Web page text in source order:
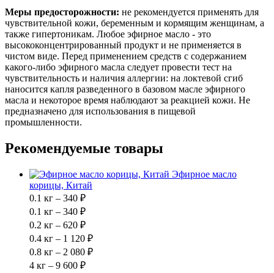
Меры предосторожности: не рекомендуется применять для
чувствительной кожи, беременным и кормящим женщинам, а
также гипертоникам. Любое эфирное масло - это
высококонцентрированный продукт и не применяется в
чистом виде. Перед применением средств с содержанием
какого-либо эфирного масла следует провести тест на
чувствительность и наличия аллергии: на локтевой сгиб
наносится капля разведенного в базовом масле эфирного
масла и некоторое время наблюдают за реакцией кожи. Не
предназначено для использования в пищевой
промышленности.
Рекомендуемые товары
Эфирное масло
корицы, Китай
0.1 кг – 340 ₽
0.1 кг – 340 ₽
0.2 кг – 620 ₽
0.4 кг – 1 120 ₽
0.8 кг – 2 080 ₽
4 кг – 9 600 ₽